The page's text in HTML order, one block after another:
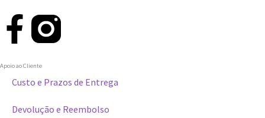
Apoio ao Cliente
Custo e Prazos de Entrega
Devolução e Reembolso